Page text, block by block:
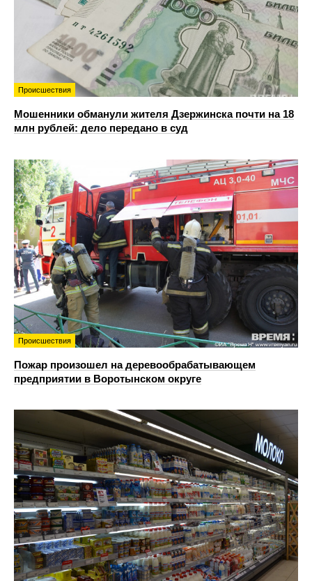
Происшествия
Мошенники обманули жителя Дзержинска почти на 18
млн рублей: дело передано в суд
Происшествия
Пожар произошел на деревообрабатывающем
предприятии в Воротынском округе